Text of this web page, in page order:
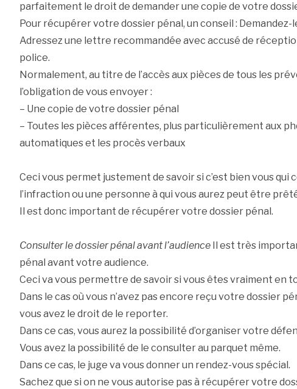
parfaitement le droit de demander une copie de votre
Pour récupérer votre dossier pénal, un conseil :
Adressez une lettre recommandée avec accusé de
police.
Normalement, au titre de l’accès aux pièces de tous les
l’obligation de vous envoyer :
– Une copie de votre dossier pénal
– Toutes les pièces afférentes, plus particulièrement aux
automatiques et les procès verbaux
Ceci vous permet justement de savoir si c’est bien vous qui
l’infraction ou une personne à qui vous aurez peut être
Il est donc important de récupérer votre dossier pénal.
Consulter le dossier pénal avant l’audienceIl est très
pénal avant votre audience.
Ceci va vous permettre de savoir si vous êtes vraiment en
Dans le cas où vous n’avez pas encore reçu votre dossier
vous avez le droit de le reporter.
Dans ce cas, vous aurez la possibilité d’organiser votre
Vous avez la possibilité de le consulter au parquet même.
Dans ce cas, le juge va vous donner un rendez-vous spécial.
Sachez que si on ne vous autorise pas à récupérer votre